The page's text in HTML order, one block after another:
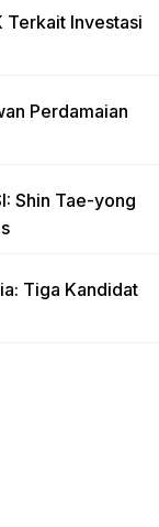
Terkait Investasi
Perdamaian
Shin Tae-yong
Tiga Kandidat